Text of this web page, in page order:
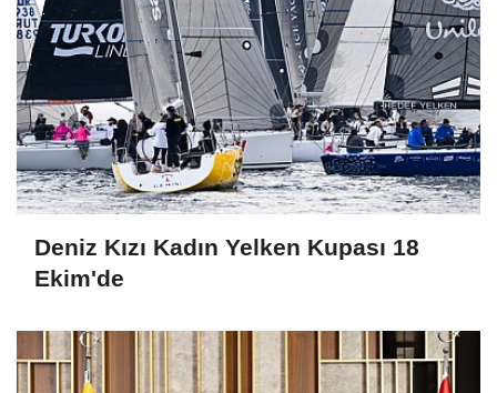
Deniz Kızı Kadın Yelken Kupası 18
Ekim'de